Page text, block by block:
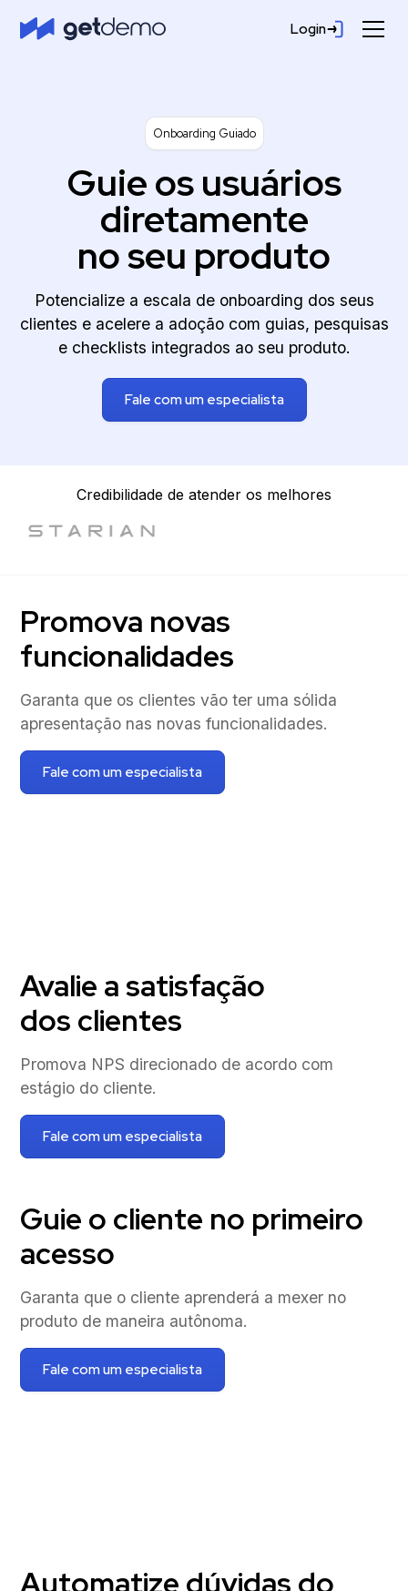
Login
Onboarding Guiado
Guie os usuários
diretamente
noseu produto
Potencialize a escala de onboarding dos seus
clientes e acelere a adoção com guias, pesquisas
e checklists integrados ao seu produto.
Fale com um especialista
Credibilidade de atender os melhores
Promova novas
funcionalidades
Garanta que os clientes vão ter uma sólida
apresentação nas novas funcionalidades.
Fale com um especialista
Avalie a satisfação
dos clientes
Promova NPS direcionado de acordo com
estágio do cliente.
Fale com um especialista
Guie o cliente no primeiro
acesso
Garanta que o cliente aprenderá a mexer no
produto de maneira autônoma.
Fale com um especialista